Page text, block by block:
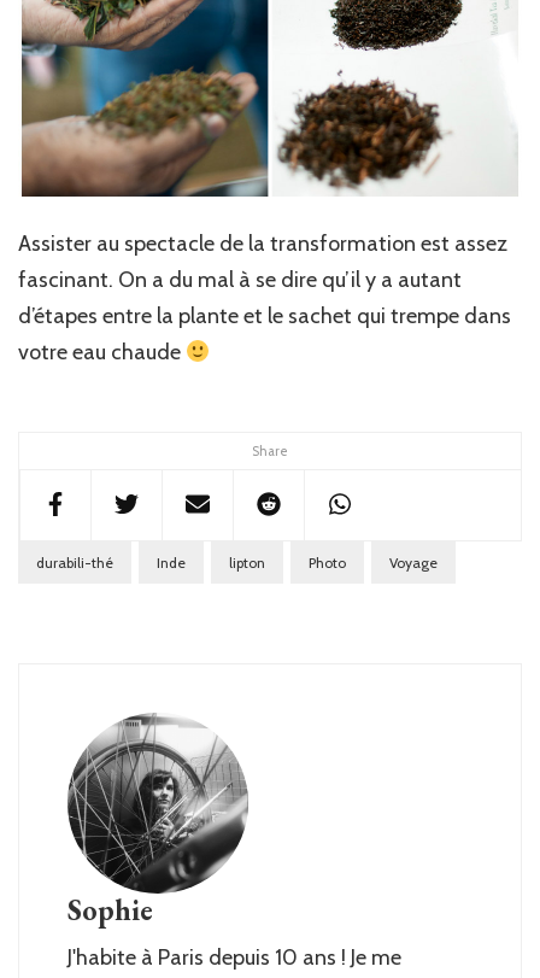
Share
Assister au spectacle de la transformation est assez
fascinant. On a du mal à se dire qu’il y a autant
d’étapes entre la plante et le sachet qui trempe dans
votre eau chaude
durabili-thé Inde lipton Photo Voyage
Sophie
J'habite à Paris depuis 10 ans ! Je me